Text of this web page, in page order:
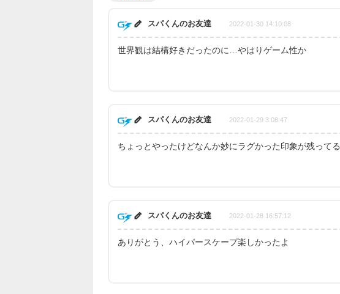
スパくんのお友達 2022-01-30 14:10:08
世界観は結構好きだったのに…やはりゲーム性か
スパくんのお友達 2022-01-29 3:08:47
ちょっとやったけどなんか妙にラグかった印象が残ってる
スパくんのお友達 2022-01-28 16:57:12
ありがとう、ハイパースケープ楽しかったよ